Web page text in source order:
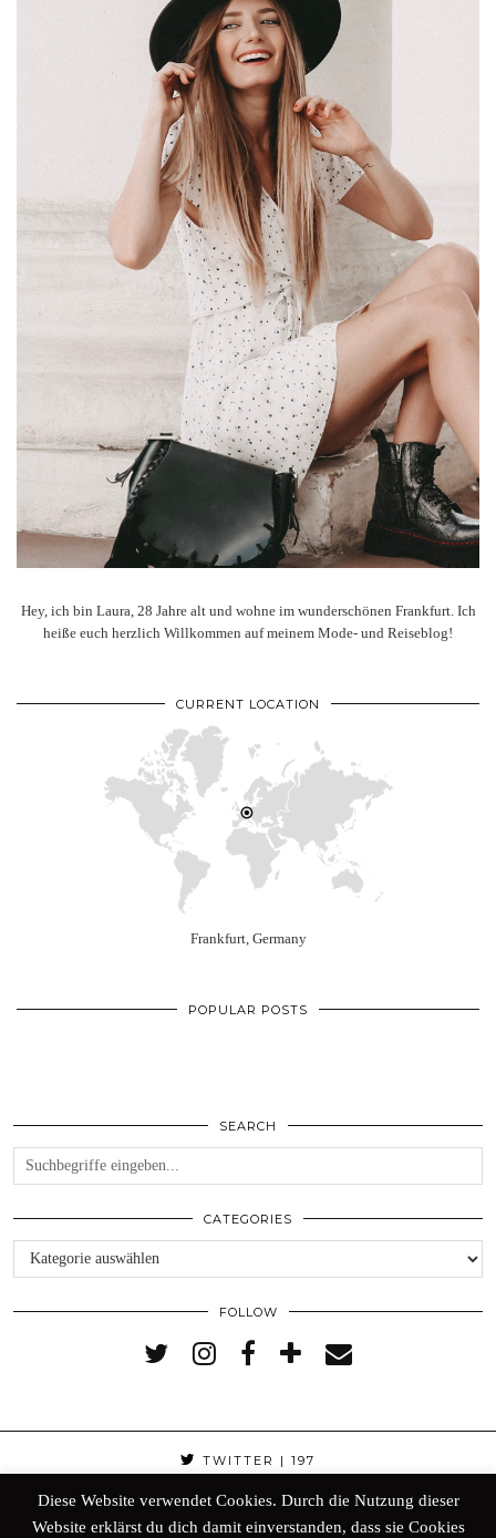
Hey, ich bin Laura, 28 Jahre alt und wohne im wunderschönen Frankfurt. Ich
heiße euch herzlich Willkommen auf meinem Mode- und Reiseblog!
CURRENT LOCATION
Frankfurt, Germany
POPULAR POSTS
SEARCH
CATEGORIES
Categories
FOLLOW
TWITTER | 197
Diese Website verwendet Cookies. Durch die Nutzung dieser
Website erklärst du dich damit einverstanden, dass sie Cookies